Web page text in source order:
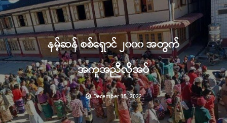
နမ့်ဆန် စစ်ရှောင် ၂၀၀၀ အတွက်
အကူအညီလိုအပ်
December 15, 2022